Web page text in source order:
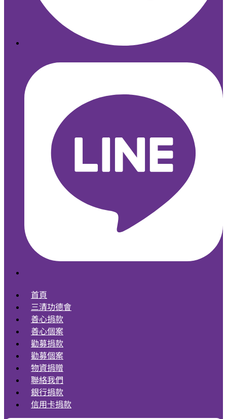
首頁
三清功德會
善心捐款
善心個案
勸募捐款
勸募個案
物資捐贈
聯絡我們
銀行捐款
信用卡捐款